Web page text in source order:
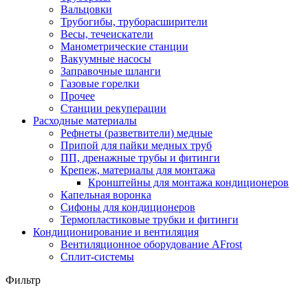
Вальцовки
Трубогибы, труборасширители
Весы, течеискатели
Манометрические станции
Вакуумные насосы
Заправочные шланги
Газовые горелки
Прочее
Станции рекуперации
Расходные материалы
Рефнеты (разветвители) медные
Припой для пайки медных труб
ПП, дренажные трубы и фитинги
Крепеж, материалы для монтажа
Кронштейны для монтажа кондиционеров
Капельная воронка
Сифоны для кондиционеров
Термопластиковые трубки и фитинги
Кондиционирование и вентиляция
Вентиляционное оборудование AFrost
Сплит-системы
Фильтр